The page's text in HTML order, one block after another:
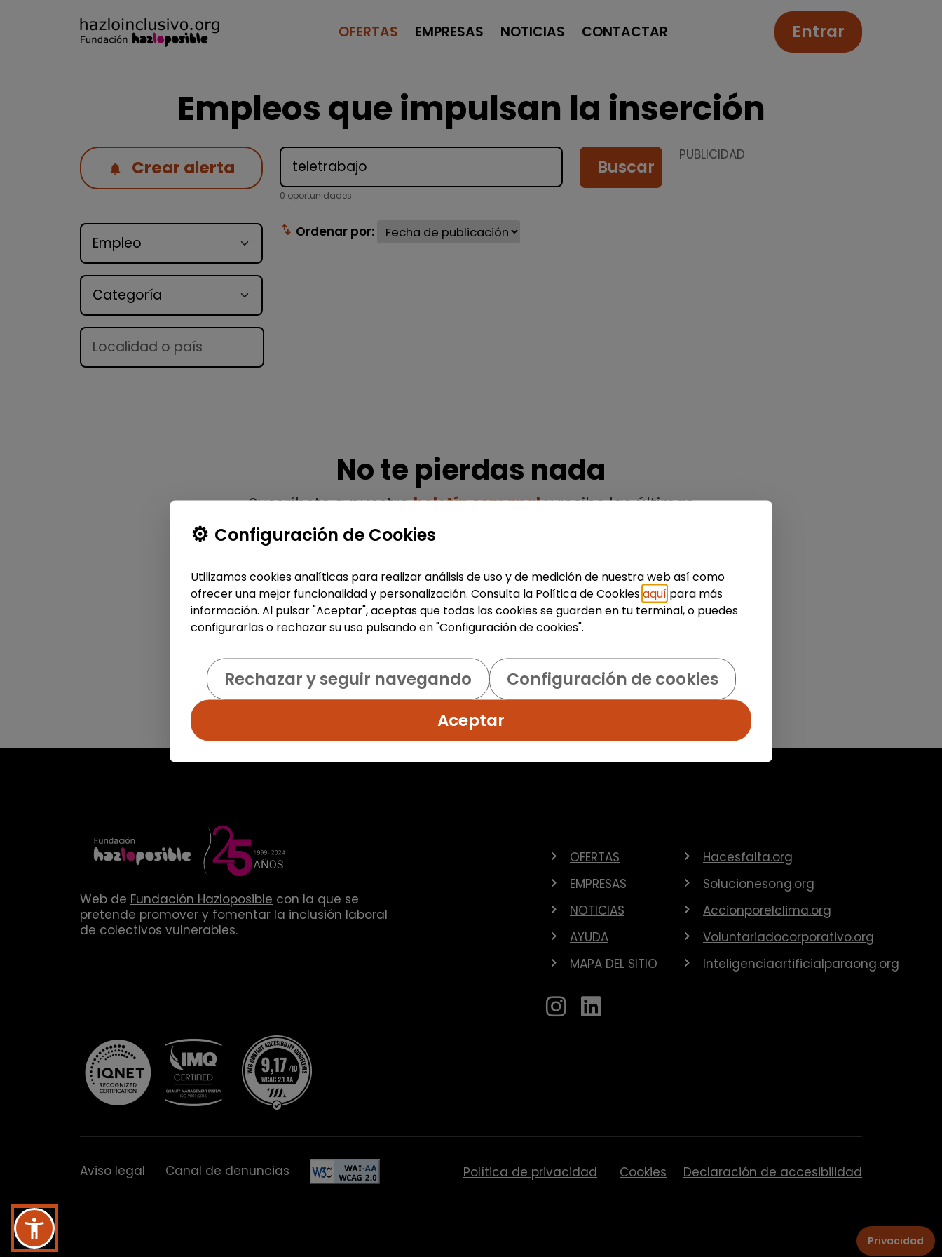
OFERTAS EMPRESAS NOTICIAS CONTACTAR Entrar
Empleos que impulsan la inserción
Crear alerta
Tipo de oferta
Categoría
Lugar
0 oportunidades
Buscar
swap_vert Ordenar por:
PUBLICIDAD
No te pierdas nada
Suscríbete a nuestroboletín semanaly recibe las últimas
ofertas y noticias publicadas
Enviar
Web de Fundación Hazloposible con la que se
pretende promover y fomentar la inclusión laboral
de colectivos vulnerables.
OFERTAS
EMPRESAS
NOTICIAS
AYUDA
MAPA DEL SITIO
Hacesfalta.org
Solucionesong.org
Accionporelclima.org
Voluntariadocorporativo.org
Inteligenciaartificialparaong.org
Aviso legal Canal de denuncias Política de privacidad Cookies Declaración de accesibilidad
Configuración de Cookies
Utilizamos cookies analíticas para realizar análisis de uso y de medición de nuestra web así como
ofrecer una mejor funcionalidad y personalización. Consulta la Política de Cookiesaquí para más
información. Al pulsar "Aceptar", aceptas que todas las cookies se guarden en tu terminal, o puedes
configurarlas o rechazar su uso pulsando en "Configuración de cookies".
Rechazar y seguir navegando
Configuración de cookies
Aceptar
Privacidad